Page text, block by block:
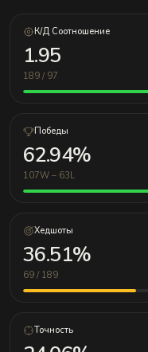
К/Д Соотношение
1.95
189 / 97
Победы
62.94%
107W – 63L
Хедшоты
36.51%
69 / 189
Точность